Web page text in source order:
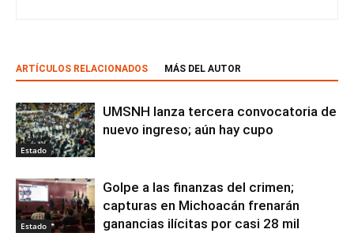
ARTÍCULOS RELACIONADOS MÁS DEL AUTOR
Estado
UMSNH lanza tercera convocatoria de
nuevo ingreso; aún hay cupo
Estado
Golpe a las finanzas del crimen;
capturas en Michoacán frenarán
ganancias ilícitas por casi 28 mil